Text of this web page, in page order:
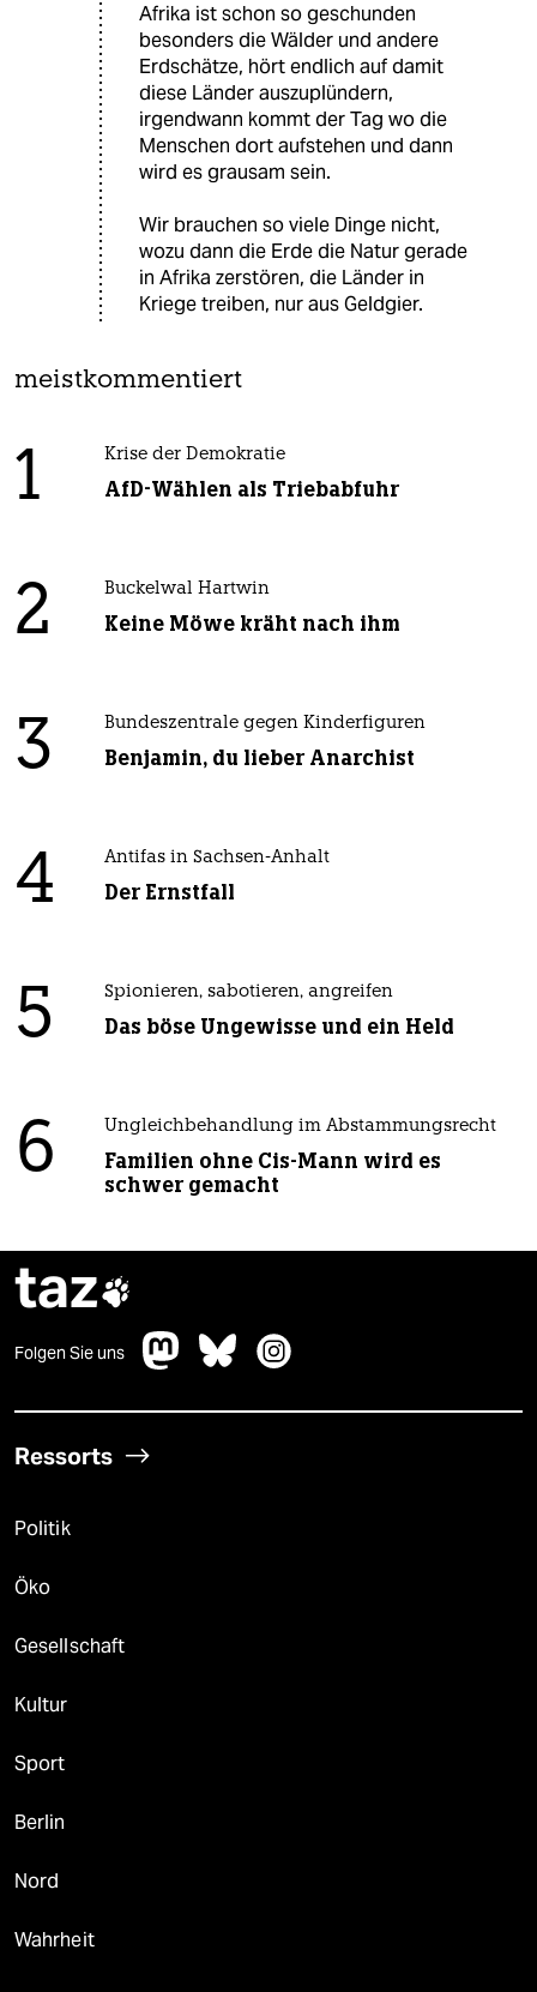
Afrika ist schon so geschunden
besonders die Wälder und andere
Erdschätze, hört endlich auf damit
diese Länder auszuplündern,
irgendwann kommt der Tag wo die
Menschen dort aufstehen und dann
wird es grausam sein.
Wir brauchen so viele Dinge nicht,
wozu dann die Erde die Natur gerade
in Afrika zerstören, die Länder in
Kriege treiben, nur aus Geldgier.
meistkommentiert
1 Krise der Demokratie
AfD-Wählen als Triebabfuhr
2 Buckelwal Hartwin
Keine Möwe kräht nach ihm
3 Bundeszentrale gegen Kinderfiguren
Benjamin, du lieber Anarchist
4 Antifas in Sachsen-Anhalt
Der Ernstfall
5 Spionieren, sabotieren, angreifen
Das böse Ungewisse und ein Held
6 Ungleichbehandlung im Abstammungsrecht
Familien ohne Cis-Mann wird es
schwer gemacht
taz
Folgen Sie uns
Ressorts
Politik
Öko
Gesellschaft
Kultur
Sport
Berlin
Nord
Wahrheit